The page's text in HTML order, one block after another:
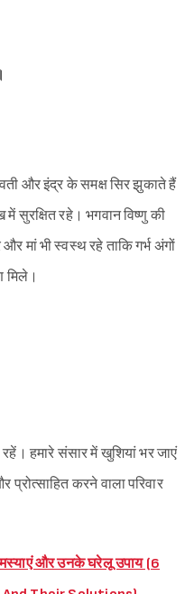
और इंद्र के समक्ष सिर झुकाते हैं
सुरक्षित रहे। भगवान विष्णु की
मां भी स्वस्थ रहे ताकि गर्भ अंगों
मिले।
हमारे संसार में खुशियां भर जाएं
करने वाला परिवार
और उनके घरेलू उपाय (6